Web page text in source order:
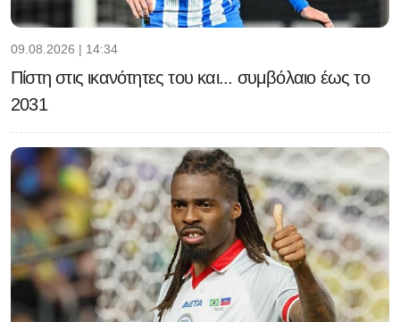
09.08.2026 | 14:34
Πίστη στις ικανότητες του και... συμβόλαιο έως το
2031